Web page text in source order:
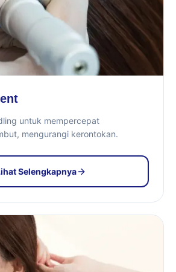
untuk mempercepat
mengurangi kerontokan.
Selengkapnya